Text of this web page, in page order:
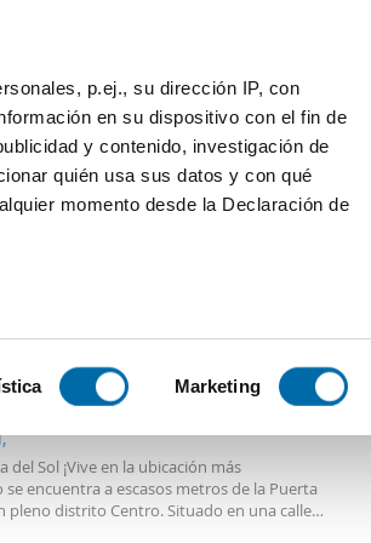
p.ej., su dirección IP, con
en su dispositivo con el fin de
y contenido, investigación de
quién usa sus datos y con qué
momento desde la Declaración de
características específicas (huellas
personales y establezca sus
su consentimiento en cualquier momento
Marketing
Más filtros - 2
Sol ¡Vive en la ubicación más
encuentra a escasos metros de la Puerta
pleno distrito Centro. Situado en una calle